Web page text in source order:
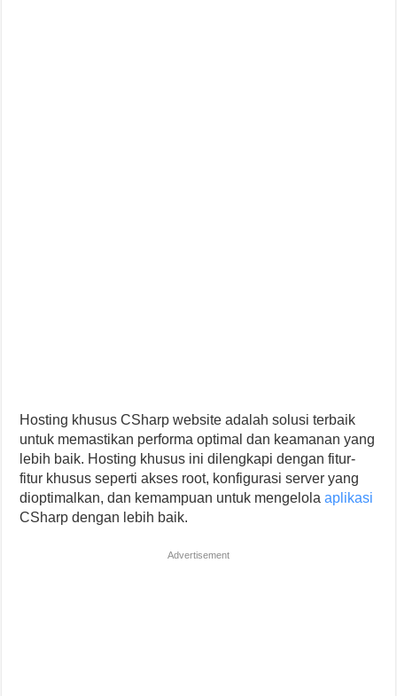
Hosting khusus CSharp website adalah solusi terbaik
untuk memastikan performa optimal dan keamanan yang
lebih baik. Hosting khusus ini dilengkapi dengan fitur-
fitur khusus seperti akses root, konfigurasi server yang
dioptimalkan, dan kemampuan untuk mengelolaaplikasi
CSharp dengan lebih baik.
Advertisement